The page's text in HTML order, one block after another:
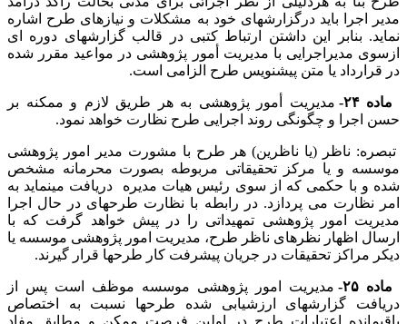
مدیر اجرا باید درگزارشهای خود به مشکلات و نیازهای طرح اشاره
نماید. بنابر این داشتن ارتباط کتبی در قالب گزارشهای دوره ای
ازسوی مدیراجرایی با مدیریت أمور پژوهشی در مواعید مقرر شده
در قرارداد یا متن پیشنویس طرح الزامی است.
ماده ۲۴-
مدیریت أمور پژوهشی به هر طریق لازم و ممکنه بر
حسن اجرا و چگونگی روند اجرایی طرح نظارت خواهد نمود.
تبصره: ناظر (یا ناظرین) هر طرح با مشورت مدیر امور پژوهشی
موسسه و یا مرکز تحقیقاتی مربوطه بصورت محرمانه مشخص
شده و با حکمی که از سوی رئیس هیات مدیره دریافت مینماید به
امر نظارت می پردازد. در رابطه با نظارت طرحهای در حال اجرا
مدیریت امور پژوهشی تمهیداتی را در پیش خواهد گرفت که با
ارسال اظهار نظرهای ناظر طرح، مدیریت امور پژوهشی موسسه یا
دیکر مراکز تحقیقات در جریان پیشرفت کار طرحها قرار گیرند.
ماده ۲۵-
مدیریت امور پژوهشی موسسه موظف است پس از
دریافت گزارشهای ارزشیابی شده طرحها نسبت به اختصاص
باقیمانده اعتبارات طرح در اولین فرصت ممکن و مطابق مفاد